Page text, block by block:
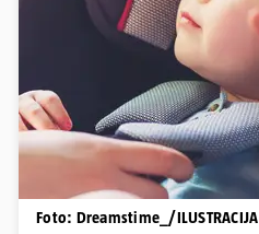
Foto: Dreamstime_/ILUSTRACIJA